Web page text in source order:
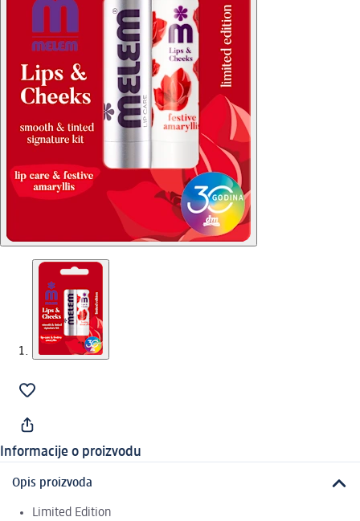
Informacije o proizvodu
Opis proizvoda
Limited Edition